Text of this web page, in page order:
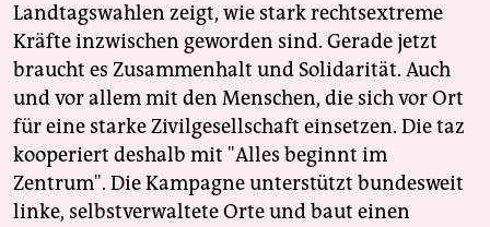
Landtagswahlen zeigt, wie stark rechtsextreme
Kräfte inzwischen geworden sind. Gerade jetzt
braucht es Zusammenhalt und Solidarität. Auch
und vor allem mit den Menschen, die sich vor Ort
für eine starke Zivilgesellschaft einsetzen. Die taz
kooperiert deshalb mit "Alles beginnt im
Zentrum". Die Kampagne unterstützt bundesweit
linke, selbstverwaltete Orte und baut einen